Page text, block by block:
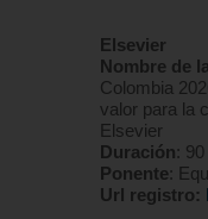
Elsevier
Nombre de
Colombia
valor para la
Elsevier
Duración:
Ponente:
Url registro: